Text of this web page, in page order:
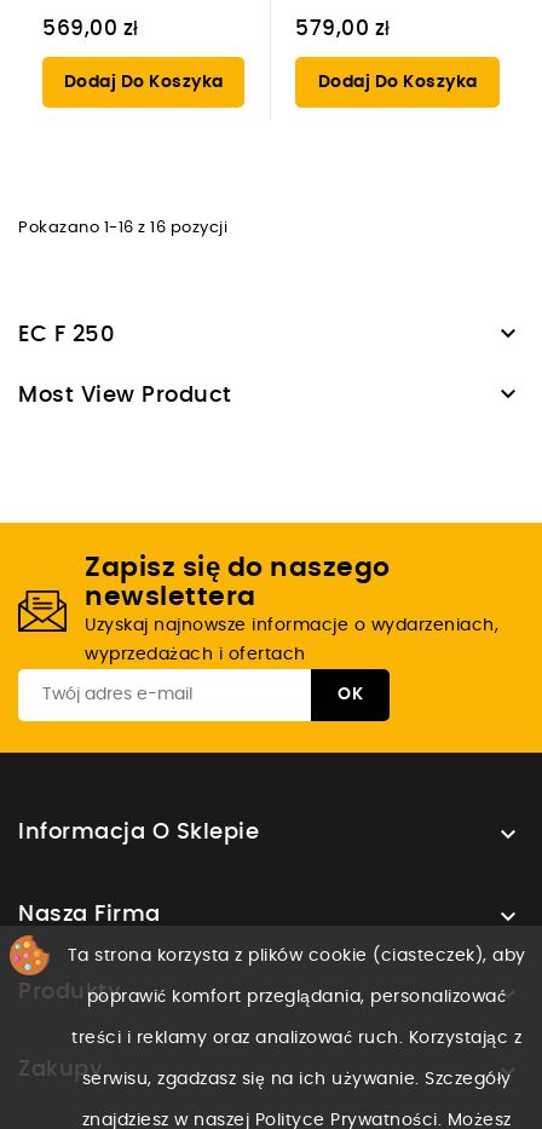
569,00 zł
Dodaj Do Koszyka
579,00 zł
Dodaj Do Koszyka
Pokazano 1-16 z 16 pozycji
EC F 250 
Most View Product 
Zapisz się do naszego
newslettera
Uzyskaj najnowsze informacje o wydarzeniach,
wyprzedażach i ofertach
Informacja O Sklepie 
Nasza Firma 
Produkty 
Zakupy 
Ta strona korzysta z plików cookie (ciasteczek), aby
poprawić komfort przeglądania, personalizować
treści i reklamy oraz analizować ruch. Korzystając z
serwisu, zgadzasz się na ich używanie. Szczegóły
znajdziesz w naszej Polityce Prywatności. Możesz